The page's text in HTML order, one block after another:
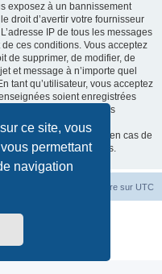
ce site, vous
permettant
navigation
exposez à un bannissement
droit d’avertir votre fournisseur
IP de tous les messages
ces conditions. Vous acceptez
de supprimer, de modifier, de
et message à n’importe quel
tant qu’utilisateur, vous acceptez
soient enregistrées
ne seront pas
ni « Forum de
comme responsables en cas de
vos données.
Fuseau horaire sur UTC
© phpBB Limited